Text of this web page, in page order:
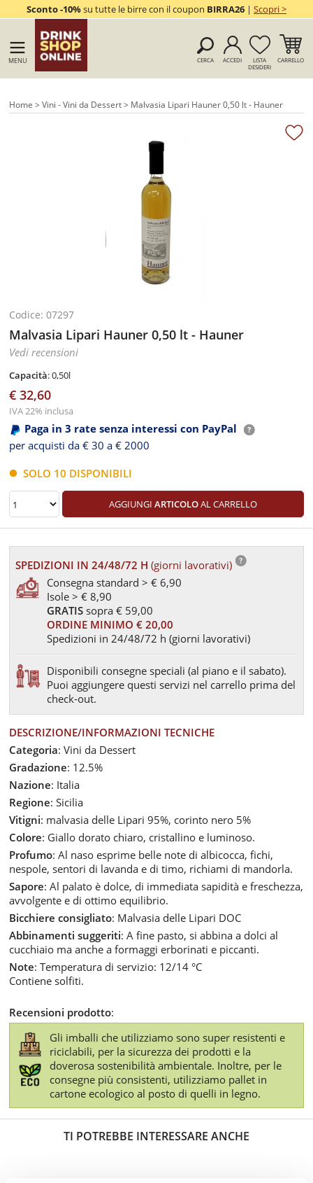
Sconto -10%su tutte le birre con il coupon BIRRA26| Scopri >
MENU CERCA ACCEDI
LISTA
DESIDERI
CARRELLO
Home >Vini - Vini da Dessert> Malvasia Lipari Hauner 0,50 lt - Hauner
Codice: 07297
Malvasia Lipari Hauner 0,50 lt - Hauner
Vedi recensioni
Capacità: 0,50l
€ 32,60
IVA 22% inclusa
Paga in 3 rate senza interessi con PayPal
per acquisti da € 30 a € 2000
SOLO 10 DISPONIBILI
AGGIUNGI ARTICOLOAL CARRELLO
SPEDIZIONI IN 24/48/72 H(giorni lavorativi)
Consegna standard > € 6,90
Isole > € 8,90
GRATIS sopra € 59,00
ORDINE MINIMO € 20,00
Spedizioni in 24/48/72 h (giorni lavorativi)
Disponibili consegne speciali (al piano e il sabato).
Puoi aggiungere questi servizi nel carrello prima del
check-out.
DESCRIZIONE/INFORMAZIONI TECNICHE
Categoria: Vini da Dessert
Gradazione: 12.5%
Nazione: Italia
Regione: Sicilia
Vitigni: malvasia delle Lipari 95%, corinto nero 5%
Colore: Giallo dorato chiaro, cristallino e luminoso.
Profumo: Al naso esprime belle note di albicocca, fichi,
nespole, sentori di lavanda e di timo, richiami di mandorla.
Sapore: Al palato è dolce, di immediata sapidità e freschezza,
avvolgente e di ottimo equilibrio.
Bicchiere consigliato: Malvasia delle Lipari DOC
Abbinamenti suggeriti: A fine pasto, si abbina a dolci al
cucchiaio ma anche a formaggi erborinati e piccanti.
Note: Temperatura di servizio: 12/14 °C
Contiene solfiti.
Recensioni prodotto:
Gli imballi che utilizziamo sono super resistenti e
riciclabili, per la sicurezza dei prodotti e la
doverosa sostenibilità ambientale. Inoltre, per le
consegne più consistenti, utilizziamo pallet in
cartone ecologico al posto di quelli in legno.
TI POTREBBE INTERESSARE ANCHE